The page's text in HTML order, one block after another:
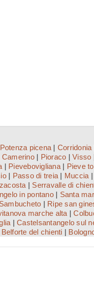
Potenza picena | Corridonia
Camerino| Pioraco | Visso
| Pievebovigliana| Pieve
| Passo di treia | Muccia |
| Serravalle di
in pontano| Santa
Sambucheto | Ripe san
marche alta |
| Castelsantangelo sul
Belforte del chienti |